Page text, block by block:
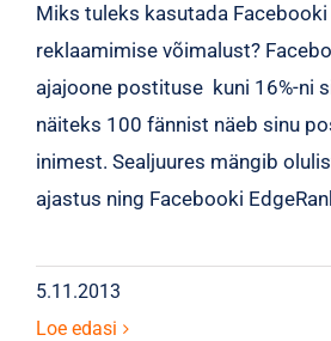
Miks tuleks kasutada
reklaamimise võimalust?
ajajoone postituse kuni 16%-ni
näiteks 100 fännist näeb sinu
inimest. Sealjuures mängib
ajastus ning Facebooki
5.11.2013
Loe edasi